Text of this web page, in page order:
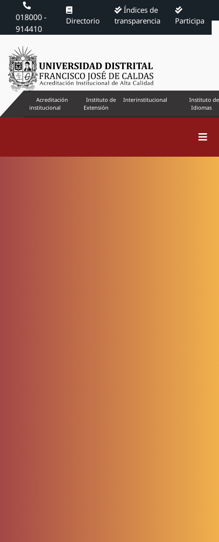
018000 -
914410
Directorio
Índices de
transparencia
Participa
Acreditación
institucional
Instituto de
Extensión
Interinstitucional
Instituto de
Idiomas